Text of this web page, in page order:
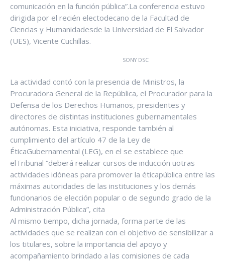
comunicación en la función pública”.La conferencia estuvo
dirigida por el recién electodecano de la Facultad de
Ciencias y Humanidadesde la Universidad de El Salvador
(UES), Vicente Cuchillas.
SONY DSC
La actividad contó con la presencia de Ministros, la
Procuradora General de la República, el Procurador para la
Defensa de los Derechos Humanos, presidentes y
directores de distintas instituciones gubernamentales
autónomas. Esta iniciativa, responde también al
cumplimiento del artículo 47 de la Ley de
ÉticaGubernamental (LEG), en el se establece que
elTribunal “deberá realizar cursos de inducción uotras
actividades idóneas para promover la éticapública entre las
máximas autoridades de las instituciones y los demás
funcionarios de elección popular o de segundo grado de la
Administración Pública”, cita
Al mismo tiempo, dicha jornada, forma parte de las
actividades que se realizan con el objetivo de sensibilizar a
los titulares, sobre la importancia del apoyo y
acompañamiento brindado a las comisiones de cada